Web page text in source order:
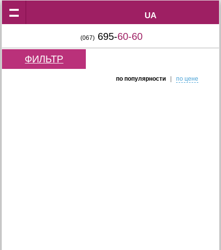
UA
UA
(067) 695-60-60
ФИЛЬТР
по популярности| по цене